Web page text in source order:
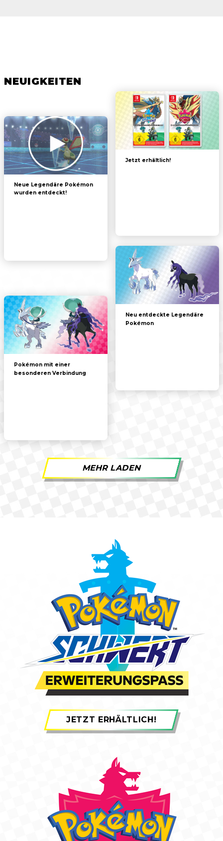
NEUIGKEITEN
Neue Legendäre Pokémon
wurden entdeckt!
Jetzt erhältlich!
Neu entdeckte Legendäre
Pokémon
Pokémon mit einer
besonderen Verbindung
MEHR LADEN
JETZT ERHÄLTLICH!